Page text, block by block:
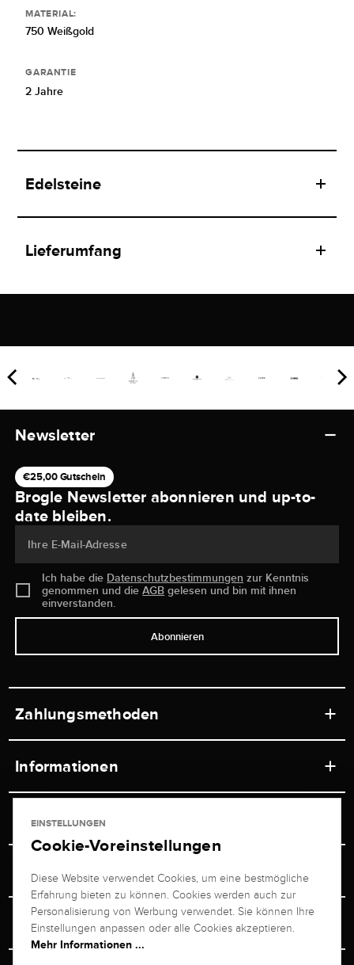
MATERIAL:
750 Weißgold
GARANTIE
2 Jahre
Edelsteine
Lieferumfang
Newsletter
€25,00 Gutschein
Brogle Newsletter abonnieren und up-to-
date bleiben.
Ihre E-Mail-Adresse
Ich habe die Datenschutzbestimmungen zur Kenntnis
genommen und dieAGB gelesen und bin mit ihnen
einverstanden.
Abonnieren
Zahlungsmethoden
Informationen
Ladengeschäft
Versand & Zahlung
Ratgeber
Service
Newsletterabmeldung
Retouren-Service
Juwelier Brogle
Über uns
Unternehmen
Persönlicher Berater
EINSTELLUNGEN
Cookie-Voreinstellungen
Diese Website verwendet Cookies, um eine bestmögliche
Erfahrung bieten zu können. Cookies werden auch zur
Personalisierung von Werbung verwendet. Sie können Ihre
Einstellungen anpassen oder alle Cookies akzeptieren.
Mehr Informationen ...